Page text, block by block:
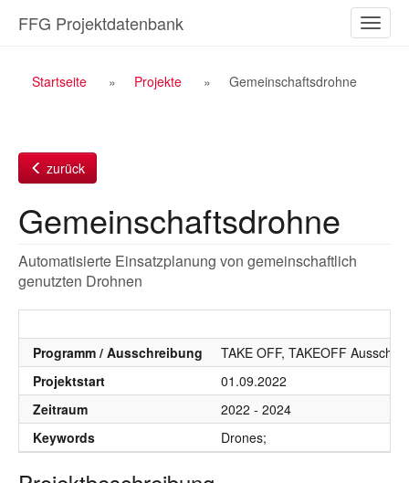
Inhalt
ein-/
FFG Projektdatenbank
Breadcrumb
Startseite Projekte Gemeinschaftsdrohne
zurück
Gemeinschaftsdrohne
Automatisierte Einsatzplanung von gemeinschaftlich
genutzten Drohnen
Programm / Ausschreibung
TAKE OFF, TAKEOFF
Projektstart
01.09.2022
Zeitraum
2022 - 2024
Keywords
Drones;